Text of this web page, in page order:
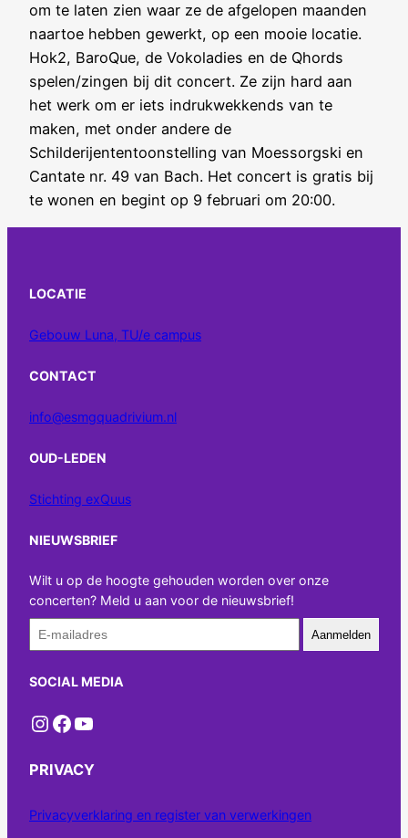
om te laten zien waar ze de afgelopen maanden
naartoe hebben gewerkt, op een mooie locatie.
Hok2, BaroQue, de Vokoladies en de Qhords
spelen/zingen bij dit concert. Ze zijn hard aan
het werk om er iets indrukwekkends van te
maken, met onder andere de
Schilderijententoonstelling van Moessorgski en
Cantate nr. 49 van Bach. Het concert is gratis bij
te wonen en begint op 9 februari om 20:00.
LOCATIE
Gebouw Luna, TU/e campus
CONTACT
info@esmgquadrivium.nl
OUD-LEDEN
Stichting exQuus
NIEUWSBRIEF
Wilt u op de hoogte gehouden worden over onze
concerten? Meld u aan voor de nieuwsbrief!
Aanmelden
SOCIAL MEDIA
Instagram Facebook YouTube
PRIVACY
Privacyverklaring en register van verwerkingen